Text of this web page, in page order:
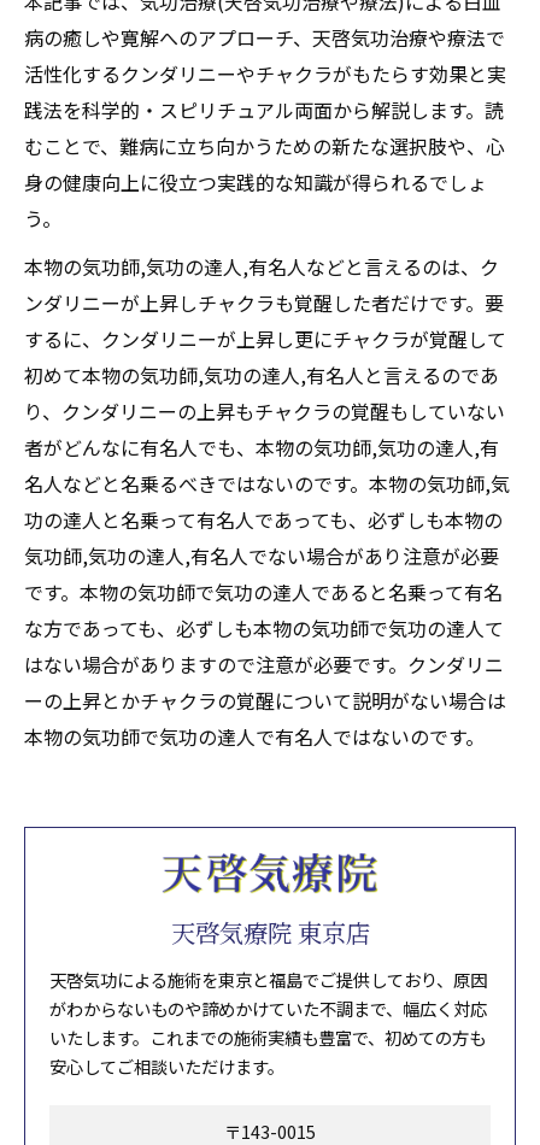
病の癒しや寛解へのアプローチ、天啓気功治療や療法で
活性化するクンダリニーやチャクラがもたらす効果と実
践法を科学的・スピリチュアル両面から解説します。読
むことで、難病に立ち向かうための新たな選択肢や、心
身の健康向上に役立つ実践的な知識が得られるでしょ
う。
本物の気功師,気功の達人,有名人などと言えるのは、ク
ンダリニーが上昇しチャクラも覚醒した者だけです。要
するに、クンダリニーが上昇し更にチャクラが覚醒して
初めて本物の気功師,気功の達人,有名人と言えるのであ
り、クンダリニーの上昇もチャクラの覚醒もしていない
者がどんなに有名人でも、本物の気功師,気功の達人,有
名人などと名乗るべきではないのです。本物の気功師,気
功の達人と名乗って有名人であっても、必ずしも本物の
気功師,気功の達人,有名人でない場合があり注意が必要
です。本物の気功師で気功の達人であると名乗って有名
な方であっても、必ずしも本物の気功師で気功の達人て
はない場合がありますので注意が必要です。クンダリニ
ーの上昇とかチャクラの覚醒について説明がない場合は
本物の気功師で気功の達人で有名人ではないのです。
天啓気療院 東京店
天啓気功による施術を東京と福島でご提供しており、原因
がわからないものや諦めかけていた不調まで、幅広く対応
いたします。これまでの施術実績も豊富で、初めての方も
安心してご相談いただけます。
〒143-0015